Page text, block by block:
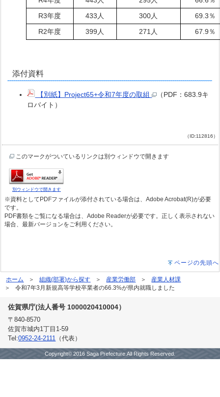
R3年度
433人 300人
69.3％
R2年度
399人 271人 67.9％
添付資料
【別紙】Project65+令和7年度の取組
（PDF：683.9キ
ロバイト）
（ID:112816）
このマークがついているリンクは別ウィンドウで開きます
別ウィンドウで開きます
※資料としてPDFファイルが添付されている場合は、Adobe Acrobat(R)が必要
です。
PDF書類をご覧になる場合は、Adobe Readerが必要です。正しく表示されない
場合、最新バージョンをご利用ください。
ページの先頭へ
ホーム 組織(部署)から探す 産業労働部
産業人材課
令和7年3月新規高等学校卒業者の66.3%が県内就職しました
佐賀県庁(法人番号 1000020410004）
〒840-8570
佐賀市城内1丁目1-59
Tel:0952-24-2111 （代表）
Copyright© 2016 Saga Prefecture.All Rights Reserved.